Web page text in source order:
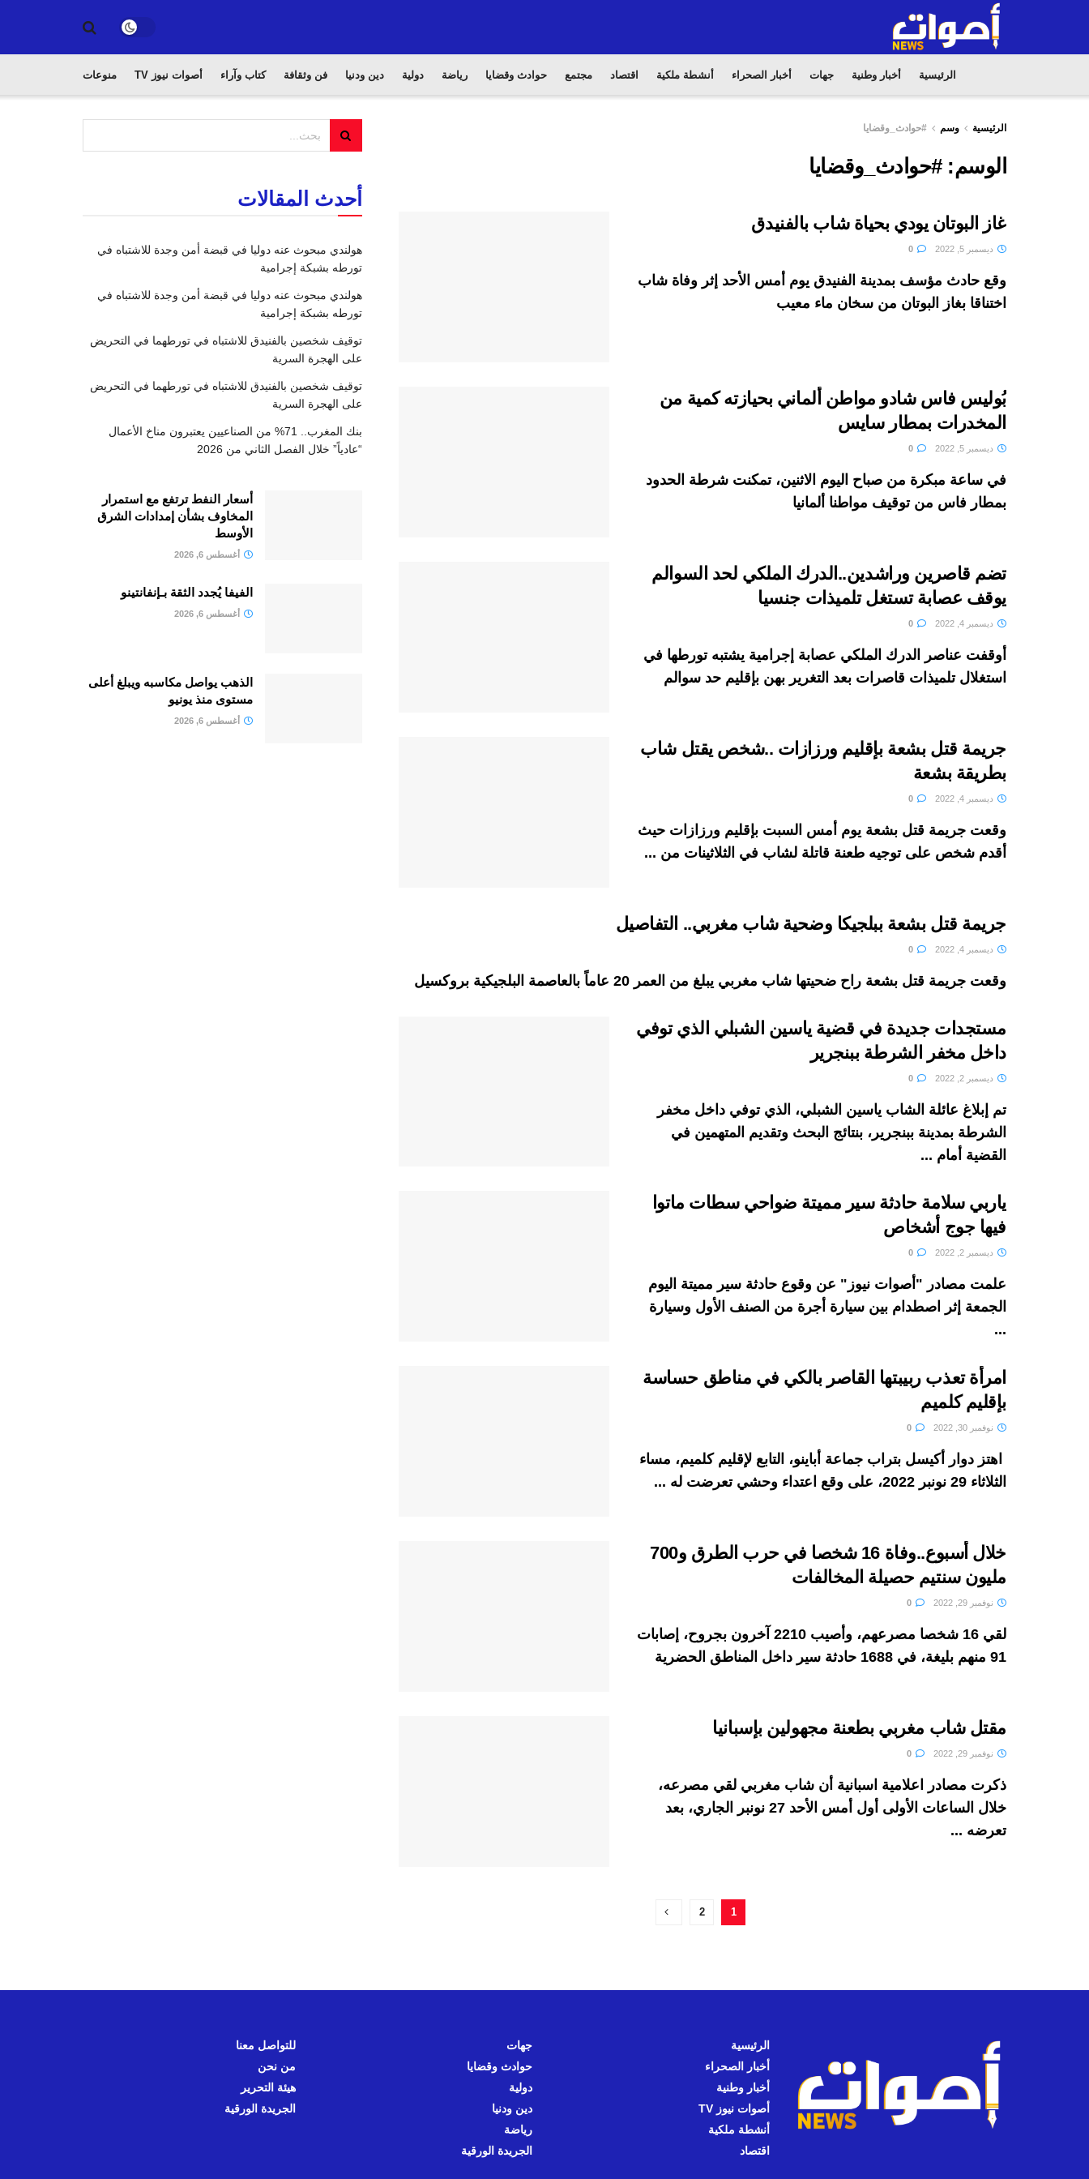
الرئيسية أخبار وطنية جهات أخبار الصحراء أنشطة ملكية اقتصاد مجتمع حوادث وقضايا رياضة دولية دين ودنيا فن وثقافة كتاب وآراء أصوات نيوز TV منوعات
الرئيسية وسم #حوادث_وقضايا
الوسم:#حوادث_وقضايا
غاز البوتان يودي بحياة شاب بالفنيدق
ديسمبر 5, 2022
وقع حادث مؤسف بمدينة الفنيدق يوم أمس الأحد إثر وفاة شاب
اختناقا بغاز البوتان من سخان ماء معيب
بُوليس فاس شادو مواطن ألماني بحيازته كمية من
المخدرات بمطار سايس
ديسمبر 5, 2022
في ساعة مبكرة من صباح اليوم الاثنين، تمكنت شرطة الحدود
بمطار فاس من توقيف مواطنا ألمانيا
تضم قاصرين وراشدين..الدرك الملكي لحد السوالم
يوقف عصابة تستغل تلميذات جنسيا
ديسمبر 4, 2022
أوقفت عناصر الدرك الملكي عصابة إجرامية يشتبه تورطها في
استغلال تلميذات قاصرات بعد التغرير بهن بإقليم حد سوالم
جريمة قتل بشعة بإقليم ورزازات ..شخص يقتل شاب
بطريقة بشعة
ديسمبر 4, 2022
وقعت جريمة قتل بشعة يوم أمس السبت بإقليم ورزازات حيث
أقدم شخص على توجيه طعنة قاتلة لشاب في الثلاثينات من ...
جريمة قتل بشعة ببلجيكا وضحية شاب مغربي.. التفاصيل
ديسمبر 4, 2022
وقعت جريمة قتل بشعة راح ضحيتها شاب مغربي يبلغ من العمر 20 عاماً بالعاصمة البلجيكية بروكسيل
مستجدات جديدة في قضية ياسين الشبلي الذي توفي
داخل مخفر الشرطة ببنجرير
ديسمبر 2, 2022
تم إبلاغ عائلة الشاب ياسين الشبلي، الذي توفي داخل مخفر
الشرطة بمدينة ببنجرير، بنتائج البحث وتقديم المتهمين في
القضية أمام ...
ياربي سلامة حادثة سير مميتة ضواحي سطات ماتوا
فيها جوج أشخاص
ديسمبر 2, 2022
علمت مصادر "أصوات نيوز" عن وقوع حادثة سير مميتة اليوم
الجمعة إثر اصطدام بين سيارة أجرة من الصنف الأول وسيارة
...
امرأة تعذب ربيبتها القاصر بالكي في مناطق حساسة
بإقليم كلميم
نوفمبر 30, 2022
اهتز دوار أكيسل بتراب جماعة أباينو، التابع لإقليم كلميم، مساء
الثلاثاء 29 نونبر 2022، على وقع اعتداء وحشي تعرضت له ...
خلال أسبوع..وفاة 16 شخصا في حرب الطرق و700
مليون سنتيم حصيلة المخالفات
نوفمبر 29, 2022
لقي 16 شخصا مصرعهم، وأصيب 2210 آخرون بجروح، إصابات
91 منهم بليغة، في 1688 حادثة سير داخل المناطق الحضرية
مقتل شاب مغربي بطعنة مجهولين بإسبانيا
نوفمبر 29, 2022
ذكرت مصادر اعلامية اسبانية أن شاب مغربي لقي مصرعه،
خلال الساعات الأولى أول أمس الأحد 27 نونبر الجاري، بعد
تعرضه ...
1
2
أحدث المقالات
هولندي مبحوث عنه دوليا في قبضة أمن وجدة للاشتباه في
تورطه بشبكة إجرامية
هولندي مبحوث عنه دوليا في قبضة أمن وجدة للاشتباه في
تورطه بشبكة إجرامية
توقيف شخصين بالفنيدق للاشتباه في تورطهما في التحريض
على الهجرة السرية
توقيف شخصين بالفنيدق للاشتباه في تورطهما في التحريض
على الهجرة السرية
بنك المغرب.. 71% من الصناعيين يعتبرون مناخ الأعمال
“عادياً” خلال الفصل الثاني من 2026
أسعار النفط ترتفع مع استمرار
المخاوف بشأن إمدادات الشرق
الأوسط
أغسطس 6, 2026
الفيفا يُجدد الثقة بـإنفانتينو
أغسطس 6, 2026
الذهب يواصل مكاسبه ويبلغ أعلى
مستوى منذ يونيو
أغسطس 6, 2026
الرئيسية
أخبار الصحراء
أخبار وطنية
أصوات نيوز TV
أنشطة ملكية
اقتصاد
جهات
حوادث وقضايا
دولية
دين ودنيا
رياضة
الجريدة الورقية
للتواصل معنا
من نحن
هيئة التحرير
الجريدة الورقية